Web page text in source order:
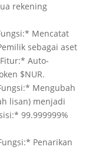
rekening
Mencatat
sebagai aset
Auto-
$NUR.
Mengubah
lisan) menjadi
99.999999%
Penarikan